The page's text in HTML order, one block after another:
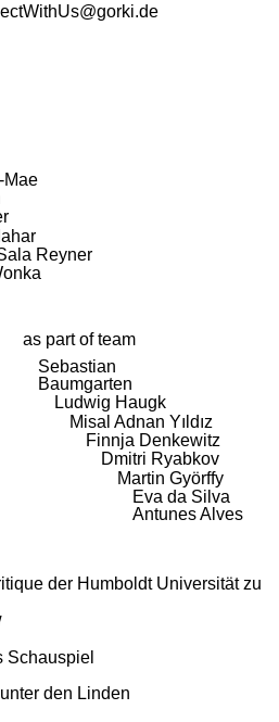
Mae
Reyner
as part of team
Sebastian
Baumgarten
Ludwig Haugk
Misal Adnan Yıldız
Finnja Denkewitz
Dmitri Ryabkov
Martin Györffy
Eva da Silva
Antunes Alves
der Humboldt Universität zu
Schauspiel
den Linden